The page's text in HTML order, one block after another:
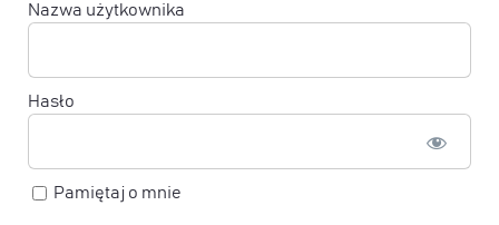
Nazwa użytkownika
Hasło
Pamiętaj o mnie